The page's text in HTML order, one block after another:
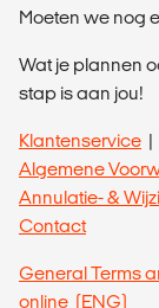
Moeten we nog
Wat je plannen
stap is aan jou!
Klantenservice |
Algemene
Annulatie- &
Contact
General Terms
online (ENG)